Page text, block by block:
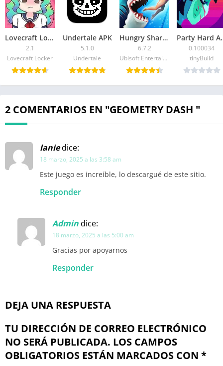
Lovecraft Locker APK
2.1
Lovecraft Locker
Undertale APK
5.1.0
Undertale
Hungry Shark World APK
6.7.2
Ubisoft Entertainment
0.100034
tinyBuild
2 COMENTARIOS EN "GEOMETRY DASH "
laniedice:
18 marzo, 2025 a las 3:58 am
Este juego es increíble, lo descargué de este sitio.
Responder
Admindice:
18 marzo, 2025 a las 5:00 am
Gracias por apoyarnos
Responder
DEJA UNA RESPUESTA
TU DIRECCIÓN DE CORREO ELECTRÓNICO
NO SERÁ PUBLICADA. LOS CAMPOS
OBLIGATORIOS ESTÁN MARCADOS CON *